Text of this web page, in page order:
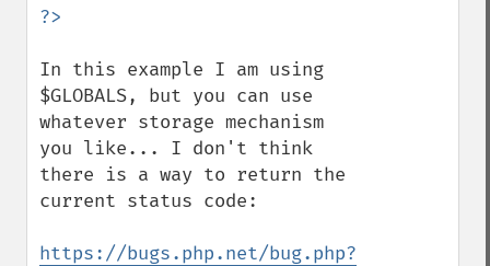
In this example I am using
$GLOBALS, but you can use
whatever storage mechanism
you like... I don't think
there is a way to return the
current status code:
https://bugs.php.net/bug.php?